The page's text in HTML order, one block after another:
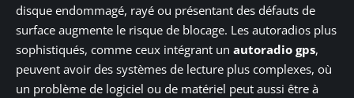
disque endommagé, rayé ou présentant des défauts de
surface augmente le risque de blocage. Les autoradios plus
sophistiqués, comme ceux intégrant un autoradio gps,
peuvent avoir des systèmes de lecture plus complexes, où
un problème de logiciel ou de matériel peut aussi être à